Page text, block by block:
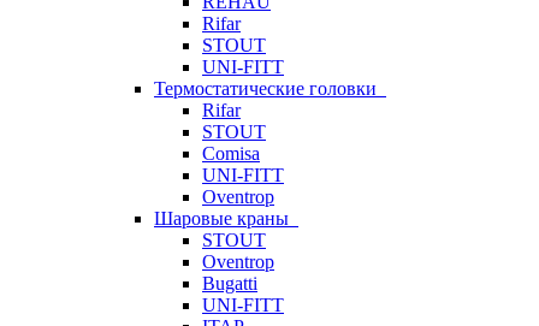
Rifar
STOUT
UNI-FITT
Термостатические головки
Rifar
STOUT
Comisa
UNI-FITT
Oventrop
Шаровые краны
STOUT
Oventrop
Bugatti
UNI-FITT